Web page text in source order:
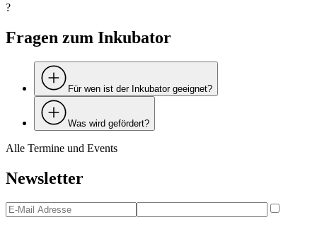
?
Fragen zum Inkubator
Für wen ist der Inkubator geeignet?
Was wird gefördert?
Alle Termine und Events
Newsletter